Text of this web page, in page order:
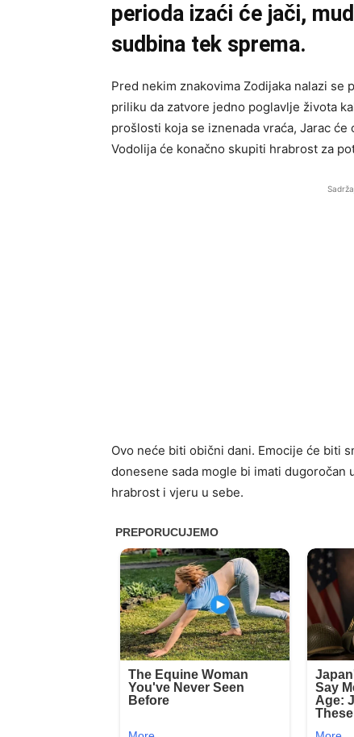
perioda izaći će jači,
sudbina tek sprema.
Pred nekim znakovima Zodijaka nalazi
priliku da zatvore jedno poglavlje života
prošlosti koja se iznenada vraća, Jarac
Vodolija će konačno skupiti hrabrost za
Ovo neće biti obični dani. Emocije će biti
donesene sada mogle bi imati
hrabrost i vjeru u sebe.